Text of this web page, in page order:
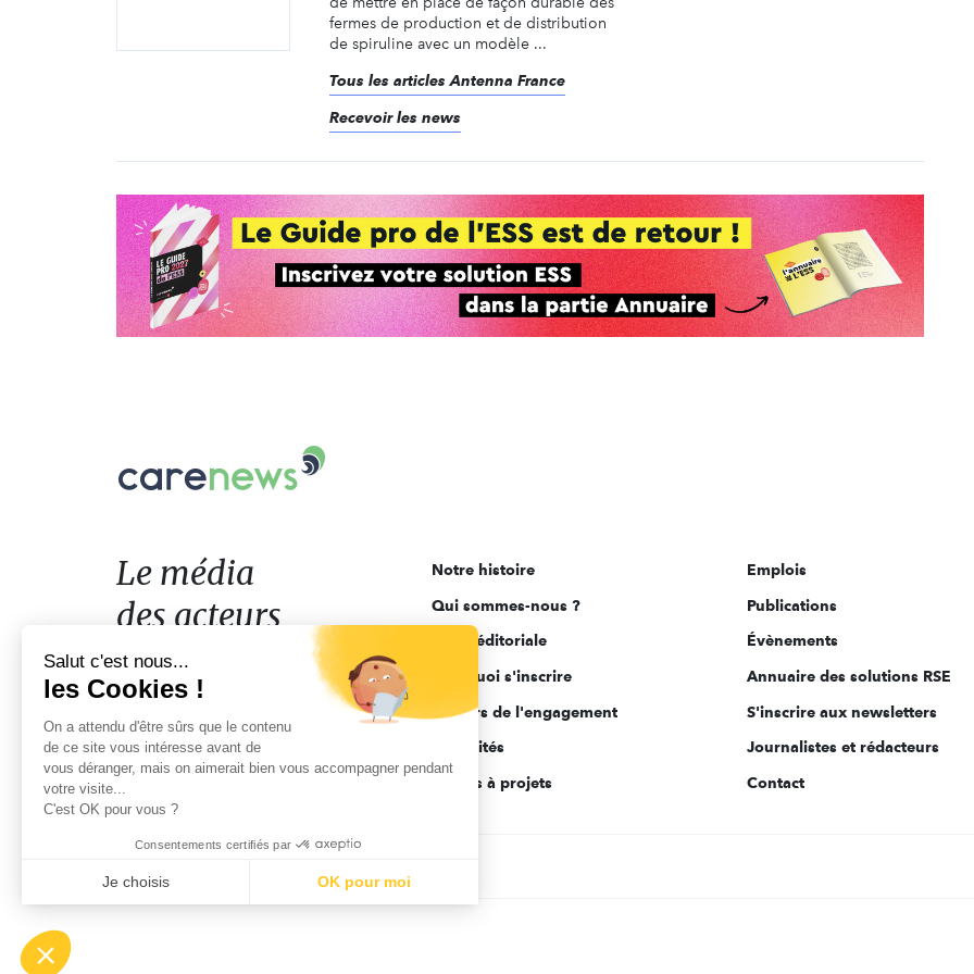
fermes de production et de distribution
de spiruline avec un modèle ...
Tous les articles Antenna France
Recevoir les news
Le
acteurs
de
l'engagement
Le média
des acteurs
de l'engagement
Notre histoire
Qui sommes-nous ?
Ligne éditoriale
Pourquoi s'inscrire
Acteurs de l'engagement
Actualités
Appels à projets
Emplois
Publications
Évènements
Annuaire des solutions RSE
S'inscrire aux newsletters
Journalistes et rédacteurs
Contact
Salut c'est nous...
les Cookies !
On a attendu d'être sûrs que le contenu
de ce site vous intéresse avant de
vous déranger, mais on aimerait bien vous accompagner pendant
votre visite...
C'est OK pour vous ?
Consentements certifiés par
Je choisis OK pour moi
Notre plateforme vous permet d'adapter et de gérer vos paramètres de confidentialité, en garantissant la conformité